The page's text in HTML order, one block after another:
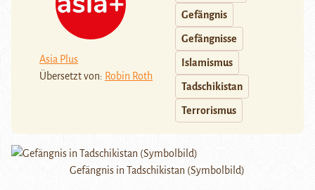
Asia Plus
Übersetzt von: Robin Roth
Gefängnis
Gefängnisse
Islamismus
Tadschikistan
Terrorismus
Gefängnis in Tadschikistan (Symbolbild)